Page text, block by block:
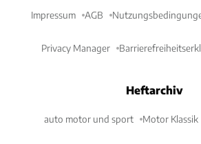
Impressum AGB
Privacy Manager
Heftarchiv
auto motor und sport Motor Klassik